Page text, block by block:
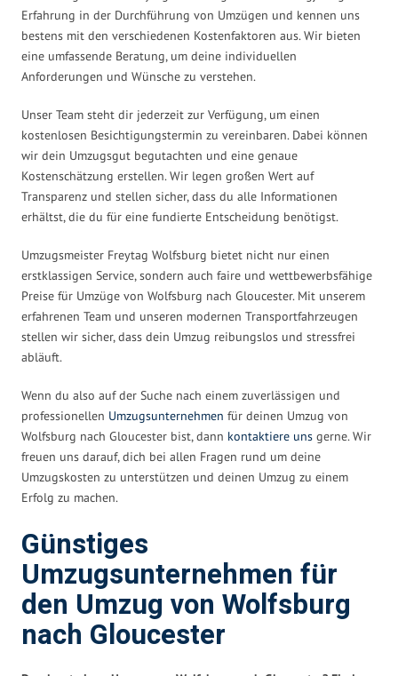
Erfahrung in der Durchführung von Umzügen und kennen uns
bestens mit den verschiedenen Kostenfaktoren aus. Wir bieten
eine umfassende Beratung, um deine individuellen
Anforderungen und Wünsche zu verstehen.
Unser Team steht dir jederzeit zur Verfügung, um einen
kostenlosen Besichtigungstermin zu vereinbaren. Dabei können
wir dein Umzugsgut begutachten und eine genaue
Kostenschätzung erstellen. Wir legen großen Wert auf
Transparenz und stellen sicher, dass du alle Informationen
erhältst, die du für eine fundierte Entscheidung benötigst.
Umzugsmeister Freytag Wolfsburg bietet nicht nur einen
erstklassigen Service, sondern auch faire und wettbewerbsfähige
Preise für Umzüge von Wolfsburg nach Gloucester. Mit unserem
erfahrenen Team und unseren modernen Transportfahrzeugen
stellen wir sicher, dass dein Umzug reibungslos und stressfrei
abläuft.
Wenn du also auf der Suche nach einem zuverlässigen und
professionellen Umzugsunternehmen für deinen Umzug von
Wolfsburg nach Gloucester bist, dann kontaktiere uns gerne. Wir
freuen uns darauf, dich bei allen Fragen rund um deine
Umzugskosten zu unterstützen und deinen Umzug zu einem
Erfolg zu machen.
Günstiges
Umzugsunternehmen für
den Umzug von Wolfsburg
nach Gloucester